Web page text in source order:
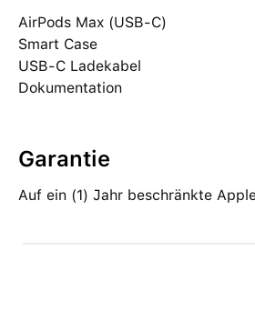
AirPods Max (USB-C)
Smart Case
USB‑C Ladekabel
Dokumentation
Garantie
Auf ein (1) Jahr beschränkte